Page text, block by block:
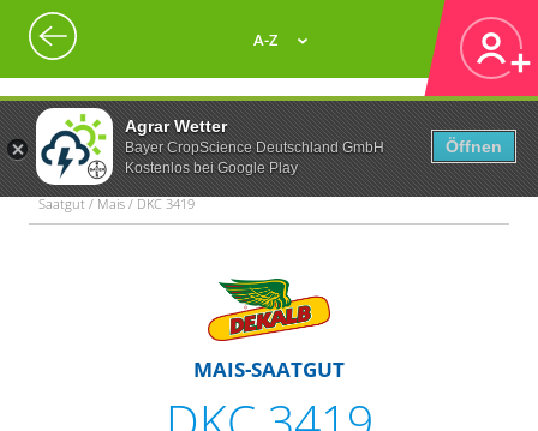
Agrar Wetter
Bayer CropScience Deutschland GmbH
Kostenlos bei Google Play
Öffnen
A-Z
Saatgut / Mais / DKC 3419
MAIS-SAATGUT